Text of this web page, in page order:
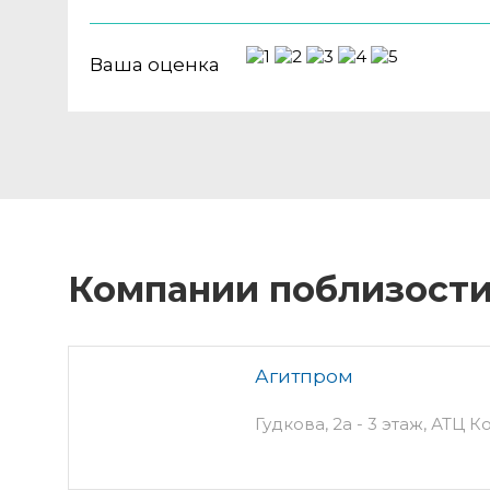
Ваша оценка
Компании поблизости
Агитпром
Гудкова, 2а - 3 этаж, АТЦ